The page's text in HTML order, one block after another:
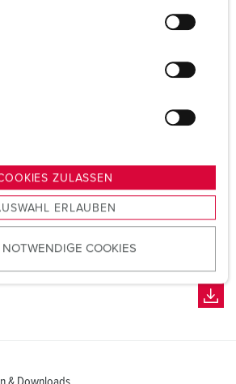
ZULASSEN
ERLAUBEN
NOTWENDIGE COOKIES